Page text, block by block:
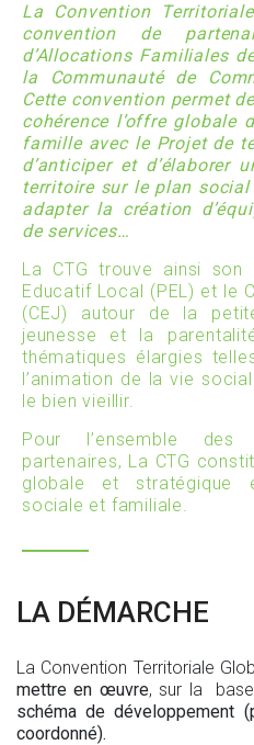
La Convention
convention de
d’Allocations Familiales
la Communauté de
Cette convention permet
cohérence l’offre globale
famille avec le Projet de
d’anticiper et d’élaborer
territoire sur le plan
adapter la création
de services…
La CTG trouve ainsi
Educatif Local (PEL) et le
(CEJ) autour de la
jeunesse et la
thématiques élargies
l’animation de la vie
le bien vieillir.
Pour l’ensemble
partenaires, La CTG
globale et stratégique
sociale et familiale.
LA DÉMARCHE
La Convention Territoriale
mettre en œuvre, sur la base
schéma de développement
coordonné).